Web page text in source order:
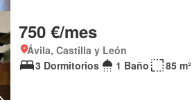
750 €/mes
Ávila, Castilla y León
3 Dormitorios
1 Baño 85 m²